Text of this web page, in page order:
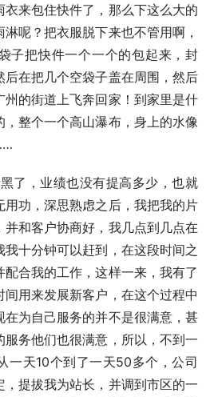
来包住快件了，那么下这么大的
呢？把衣服脱下来也不管用啊，
子把快件一个一个的包起来，封
在把几个空袋子盖在周围，然后
的街道上飞奔回家！到家里是什
整个一个高山瀑布，身上的水像
了，业绩也没有提高多少，也就
用功，深思熟虑之后，我把我的片
和客户协商好，我几点到几点在
十分钟可以赶到，在这段时间之
合我的工作，这样一来，我有了
用来发展新客户，在这个过程中
为自己服务的并不是很满意，甚
务他们也很满意，所以，不到一
一天10个到了一天50多个，公司
提拔我为站长，并调到市区的一